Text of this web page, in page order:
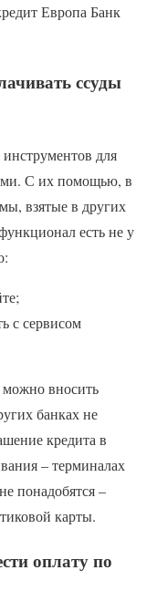
Европа Банк
ссуды
для
С их помощью, в
взятые в других
есть не у
с сервисом
вносить
банках не
кредита в
– терминалах
понадобятся –
карты.
оплату по